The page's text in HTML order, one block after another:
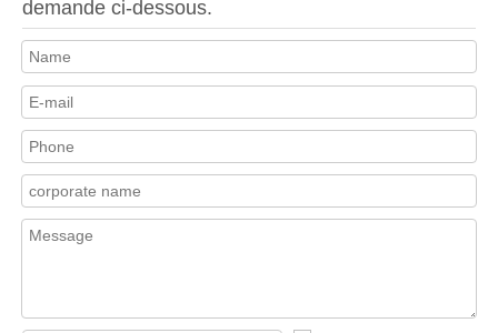
demande ci-dessous.